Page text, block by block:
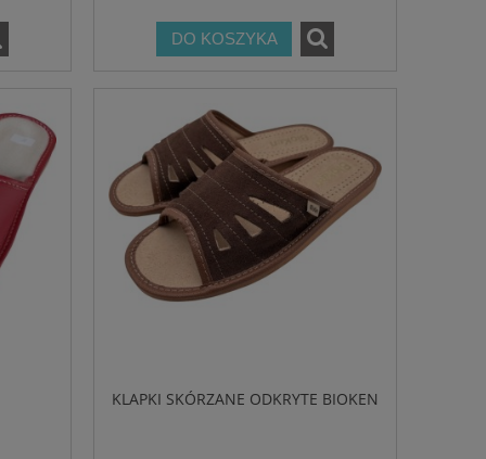
DO KOSZYKA
KLAPKI SKÓRZANE ODKRYTE BIOKEN